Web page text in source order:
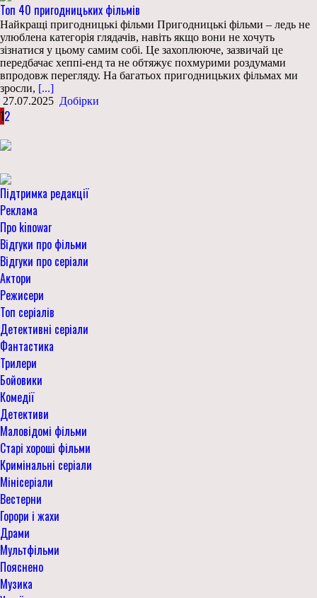
Топ 40 пригодницьких фільмів
Найкращі пригодницькі фільми Пригодницькі фільми – ледь не
улюблена категорія глядачів, навіть якщо вони не хочуть
зізнатися у цьому самим собі. Це захоплююче, зазвичай це
передбачає хеппі-енд та не обтяжує похмурими роздумами
впродовж перегляду. На багатьох пригодницьких фільмах ми
зросли, [...]
27.07.2025 Добірки
12
Підтримка редакції
Реклама
Про kinowar
Відгуки про фільми
Відгуки про серіали
Актори
Режисери
Топ серіалів
Детективні серіали
Фантастика
Трилери
Бойовики
Комедії
Детективи
Маловідомі фільми
Старі хороші фільми
Кримінальні серіали
Мінісеріали
Вестерни
Горори і жахи
Драми
Мультфільми
Пояснено
Музика